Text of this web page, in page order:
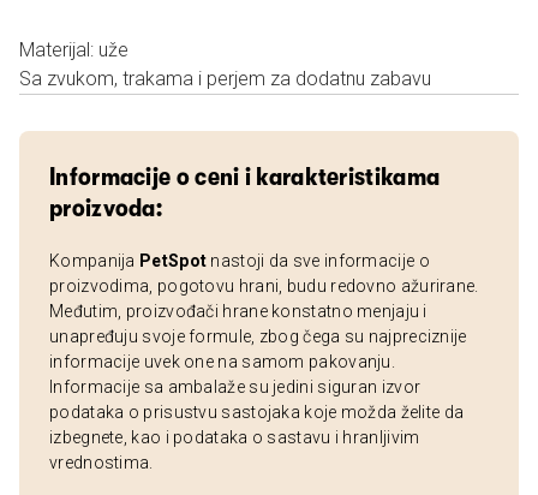
Materijal: uže
Sa zvukom, trakama i perjem za dodatnu zabavu
Informacije o ceni i karakteristikama
proizvoda:
Kompanija PetSpot nastoji da sve informacije o
proizvodima, pogotovu hrani, budu redovno ažurirane.
Međutim, proizvođači hrane konstatno menjaju i
unapređuju svoje formule, zbog čega su najpreciznije
informacije uvek one na samom pakovanju.
Informacije sa ambalaže su jedini siguran izvor
podataka o prisustvu sastojaka koje možda želite da
izbegnete, kao i podataka o sastavu i hranljivim
vrednostima.